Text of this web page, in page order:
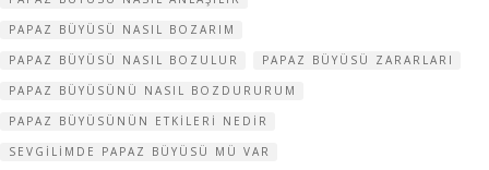
PAPAZ BÜYÜSÜ NASIL BOZARIM
PAPAZ BÜYÜSÜ NASIL BOZULUR
PAPAZ BÜYÜSÜ ZARARLARI
PAPAZ BÜYÜSÜNÜ NASIL BOZDURURUM
PAPAZ BÜYÜSÜNÜN ETKILERI NEDIR
SEVGILIMDE PAPAZ BÜYÜSÜ MÜ VAR